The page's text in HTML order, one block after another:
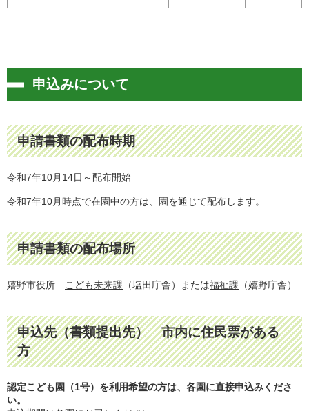
申込みについて
申請書類の配布時期
令和7年10月14日～配布開始
令和7年10月時点で在園中の方は、園を通じて配布します。
申請書類の配布場所
嬉野市役所 こども未来課 （塩田庁舎）または福祉課 （嬉野庁舎）
申込先（書類提出先） 市内に住民票がある
方
認定こども園（1号）を利用希望の方は、各園に直接申込みくださ
い。